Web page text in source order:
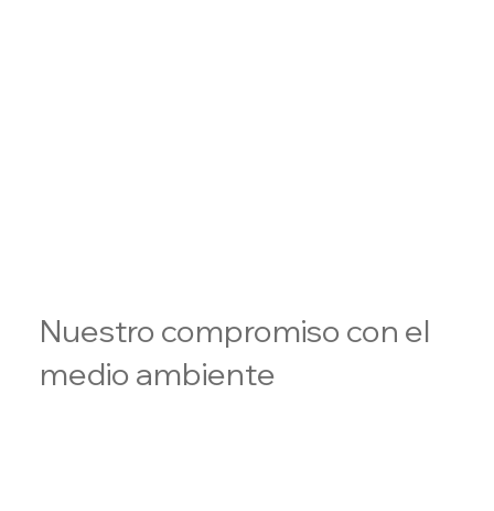
Nuestro compromiso con el
medio ambiente